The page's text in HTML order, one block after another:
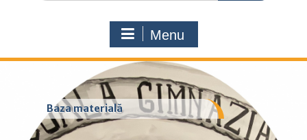
Menu
Baza materială